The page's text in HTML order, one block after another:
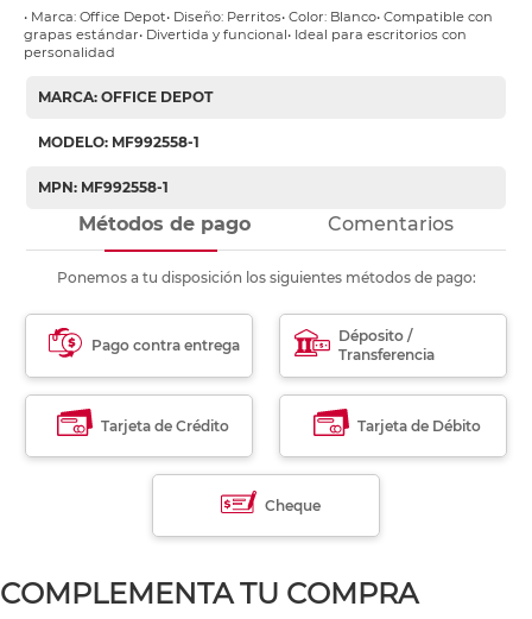
• Marca: Office Depot• Diseño: Perritos• Color: Blanco• Compatible con
grapas estándar• Divertida y funcional• Ideal para escritorios con
personalidad
MARCA: OFFICE DEPOT
MODELO: MF992558-1
MPN: MF992558-1
Métodos de pago Comentarios
Ponemos a tu disposición los siguientes métodos de pago:
Pago contra entrega
Déposito /
Transferencia
Tarjeta de Crédito Tarjeta de Débito
Cheque
COMPLEMENTA TU COMPRA